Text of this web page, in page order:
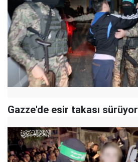
Gazze'de esir takası sürüyor